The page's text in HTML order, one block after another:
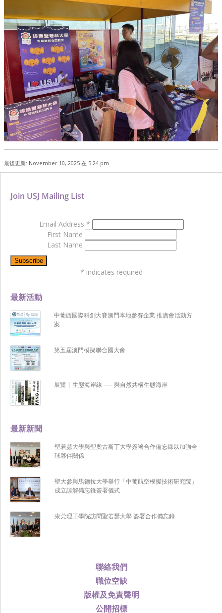
最後更新: November 10, 2025 在 5:24 pm
聯絡我們
職位空缺
版權及免責聲明
公開招標
最新新聞
聖若瑟大學與聖奧古斯丁大學簽署合作備忘錄以加強全
球夥伴關係
聖大參與馬德拉大學舉行「中葡航空模擬技術研究院」
成立諒解備忘錄簽署儀式
東莞理工學院訪問聖若瑟大學 簽署合作備忘錄
最新活動
中葡西國際科創大賽澳門本地參賽企業 推廣會活動方
案
第五屆澳門模擬聯合國大會
展覽 | 生態海岸線 ── 與自然共構生態海岸
Join USJ Mailing List
Email Address *
First Name
Last Name
* indicates required